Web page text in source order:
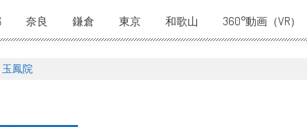
奈良 鎌倉 東京 和歌山 360°動画（VR）
玉鳳院